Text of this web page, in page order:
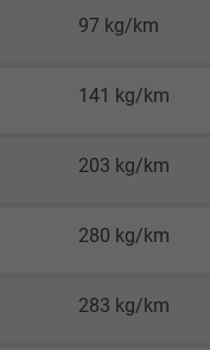
97 kg/km
141 kg/km
203 kg/km
280 kg/km
283 kg/km